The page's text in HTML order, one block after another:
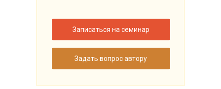
Записаться на семинар
Задать вопрос автору